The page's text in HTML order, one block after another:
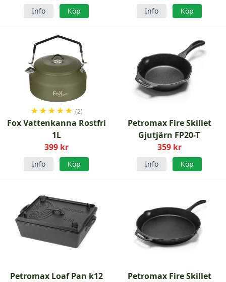
Info Köp Info Köp
★★★★★ (2)
Fox Vattenkanna Rostfri
1L
399 kr
Info Köp
Petromax Fire Skillet
Gjutjärn FP20-T
359 kr
Info Köp
Petromax Loaf Pan k12
Petromax Fire Skillet